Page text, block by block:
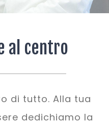
al centro
di tutto. Alla tua
dedichiamo la